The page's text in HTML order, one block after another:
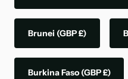
Brunei (GBP £)
Burkina Faso(GBP £)